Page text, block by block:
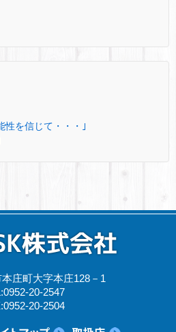
性を信じて・・・｣
庄町大字本庄128－1
20-2547
20-2504